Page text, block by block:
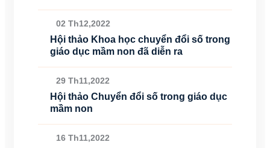
02 Th12,2022
Hội thảo Khoa học chuyển đổi số trong
giáo dục mầm non đã diễn ra
29 Th11,2022
Hội thảo Chuyển đổi số trong giáo dục
mầm non
16 Th11,2022